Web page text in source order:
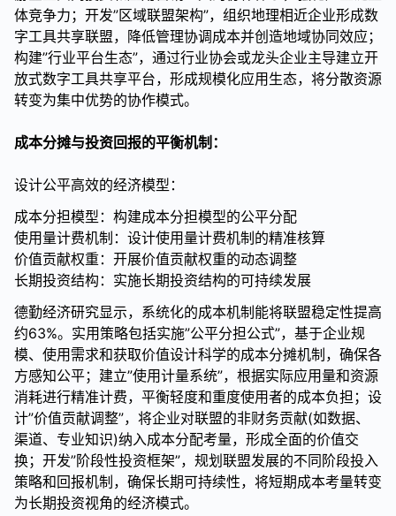
体竞争力；开发”区域联盟架构”，组织地理相近企业形成数
字工具共享联盟，降低管理协调成本并创造地域协同效应；
构建”行业平台生态”，通过行业协会或龙头企业主导建立开
放式数字工具共享平台，形成规模化应用生态，将分散资源
转变为集中优势的协作模式。
成本分摊与投资回报的平衡机制：
设计公平高效的经济模型：
成本分担模型：构建成本分担模型的公平分配
使用量计费机制：设计使用量计费机制的精准核算
价值贡献权重：开展价值贡献权重的动态调整
长期投资结构：实施长期投资结构的可持续发展
德勤经济研究显示，系统化的成本机制能将联盟稳定性提高
约63%。实用策略包括实施”公平分担公式”，基于企业规
模、使用需求和获取价值设计科学的成本分摊机制，确保各
方感知公平；建立”使用计量系统”，根据实际应用量和资源
消耗进行精准计费，平衡轻度和重度使用者的成本负担；设
计”价值贡献调整”，将企业对联盟的非财务贡献(如数据、
渠道、专业知识)纳入成本分配考量，形成全面的价值交
换；开发”阶段性投资框架”，规划联盟发展的不同阶段投入
策略和回报机制，确保长期可持续性，将短期成本考量转变
为长期投资视角的经济模式。